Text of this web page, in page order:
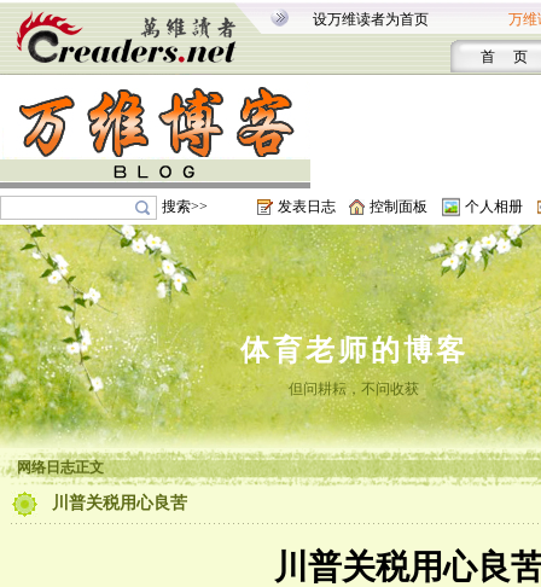
设万维读者为首页 万维
首 页
搜索>> 发表日志 控制面板 个人相册
体育老师的博客
但问耕耘，不问收获
网络日志正文
川普关税用心良苦
川普关税用心良